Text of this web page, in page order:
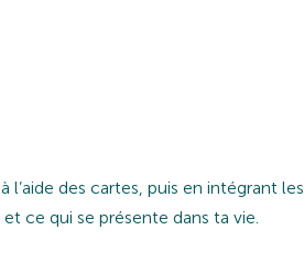
des cartes, puis en intégrant les
ce qui se présente dans ta vie.